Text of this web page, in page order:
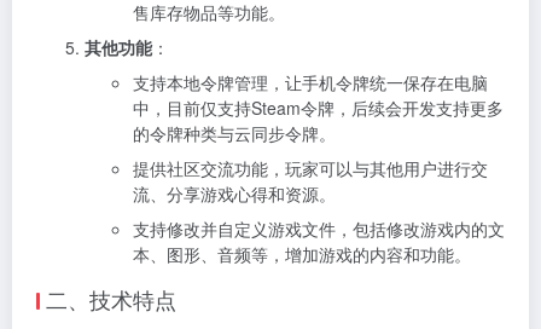
售库存物品等功能。
其他功能：
支持本地令牌管理，让手机令牌统一保存在电脑
中，目前仅支持Steam令牌，后续会开发支持更多
的令牌种类与云同步令牌。
提供社区交流功能，玩家可以与其他用户进行交
流、分享游戏心得和资源。
支持修改并自定义游戏文件，包括修改游戏内的文
本、图形、音频等，增加游戏的内容和功能。
二、技术特点